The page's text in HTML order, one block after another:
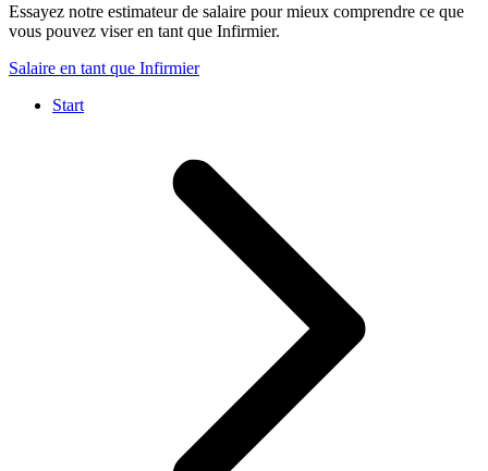
Essayez notre estimateur de salaire pour mieux comprendre ce que
vous pouvez viser en tant que Infirmier.
Salaire en tant que Infirmier
Start